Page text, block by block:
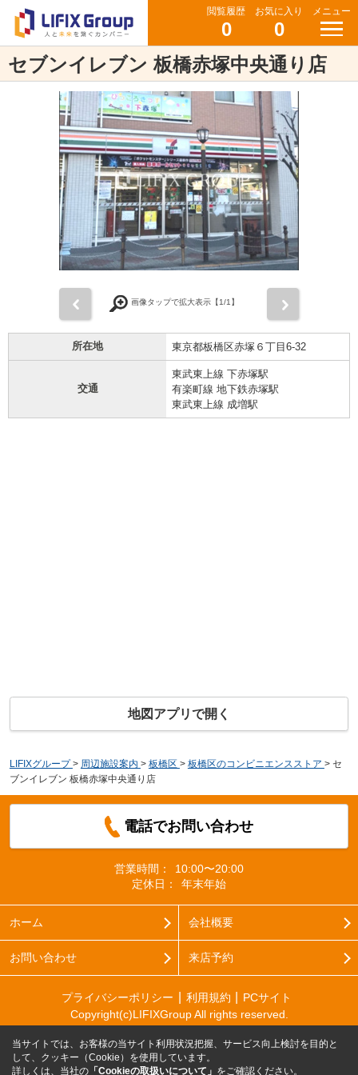
閲覧履歴
0
お気に入り
0
メニュー
セブンイレブン 板橋赤塚中央通り店
画像タップで拡大表示【1/1】
所在地 東京都板橋区赤塚６丁目6-32
交通
東武東上線 下赤塚駅
有楽町線 地下鉄赤塚駅
東武東上線 成増駅
地図アプリで開く
LIFIXグループ > 周辺施設案内 > 板橋区 > 板橋区のコンビニエンスストア > セ
ブンイレブン 板橋赤塚中央通り店
電話でお問い合わせ
営業時間：
10:00〜20:00
定休日：
年末年始
ホーム 会社概要
お問い合わせ 来店予約
プライバシーポリシー 利用規約
PCサイト
Copyright(c)LIFIXGroup All rights reserved.
当サイトでは、お客様の当サイト利用状況把握、サービス向上検討を目的と
して、クッキー（Cookie）を使用しています。
詳しくは、当社の 「Cookieの取扱いについて」 をご確認ください。